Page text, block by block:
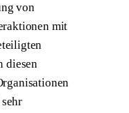
von
mit
diesen